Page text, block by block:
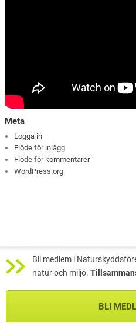
Meta
Logga in
Flöde för inlägg
Flöde för kommentarer
WordPress.org
Bli medlem i
natur och miljö.
BLI